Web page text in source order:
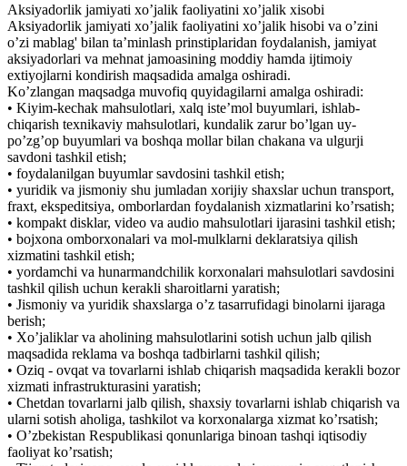
Aksiyadorlik jamiyati xo’jalik faoliyatini xo’jalik xisobi
Aksiyadorlik jamiyati xo’jalik faoliyatini xo’jalik hisobi va o’zini
o’zi mablag' bilan ta’minlash prinstiplaridan foydalanish, jamiyat
aksiyadorlari va mehnat jamoasining moddiy hamda ijtimoiy
extiyojlarni kondirish maqsadida amalga oshiradi.
Ko’zlangan maqsadga muvofiq quyidagilarni amalga oshiradi:
• Kiyim-kechak mahsulotlari, xalq isteʼmol buyumlari, ishlab-
chiqarish texnikaviy mahsulotlari, kundalik zarur boʼlgan uy-
poʼzgʼop buyumlari va boshqa mollar bilan chakana va ulgurji
savdoni tashkil etish;
• foydalanilgan buyumlar savdosini tashkil etish;
• yuridik va jismoniy shu jumladan xorijiy shaxslar uchun transport,
fraxt, ekspeditsiya, omborlardan foydalanish xizmatlarini koʼrsatish;
• kompakt disklar, video va audio mahsulotlari ijarasini tashkil etish;
• bojxona omborxonalari va mol-mulklarni deklaratsiya qilish
xizmatini tashkil etish;
• yordamchi va hunarmandchilik korxonalari mahsulotlari savdosini
tashkil qilish uchun kerakli sharoitlarni yaratish;
• Jismoniy va yuridik shaxslarga oʼz tasarrufidagi binolarni ijaraga
berish;
• Xoʼjaliklar va aholining mahsulotlarini sotish uchun jalb qilish
maqsadida reklama va boshqa tadbirlarni tashkil qilish;
• Oziq - ovqat va tovarlarni ishlab chiqarish maqsadida kerakli bozor
xizmati infrastrukturasini yaratish;
• Chetdan tovarlarni jalb qilish, shaxsiy tovarlarni ishlab chiqarish va
ularni sotish aholiga, tashkilot va korxonalarga xizmat koʼrsatish;
• Oʼzbekistan Respublikasi qonunlariga binoan tashqi iqtisodiy
faoliyat koʼrsatish;